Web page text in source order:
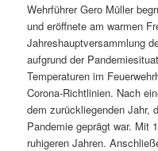
Wehrführer Gero Müller
und eröffnete am warmen
Jahreshauptversammlung
aufgrund der
Temperaturen im
Corona-Richtlinien. Nach
dem zurückliegenden Jahr,
Pandemie geprägt war. Mit
ruhigeren Jahren.